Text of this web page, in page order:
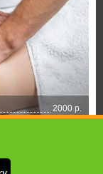
2000 р.
1000 р.